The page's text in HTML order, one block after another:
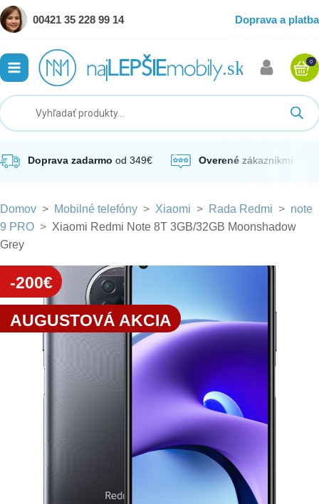
00421 35 228 99 14 Doprava a platba
0
Doprava zadarmo od 349€ Overené zákazníkmi
Domov > Mobilné telefóny > Xiaomi > Rada Redmi > note
9 PRO > Xiaomi Redmi Note 8T 3GB/32GB Moonshadow
Grey
-200€
AUGUSTOVÁ AKCIA